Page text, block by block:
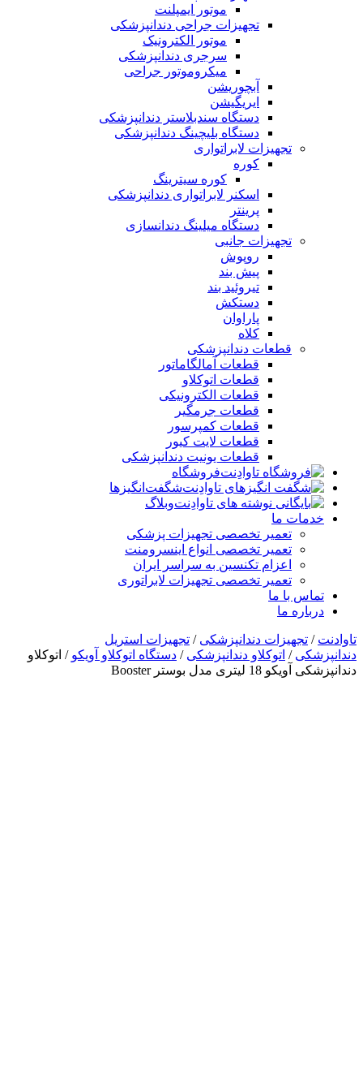
موتور ایمپلنت
تجهیزات جراحی دندانپزشکی
موتور الکترونیک
سرجری دندانپزشکی
میکروموتور جراحی
آبچوریشن
ایریگیشن
دستگاه سندبلاستر دندانپزشکی
دستگاه بلیچینگ دندانپزشکی
تجهیزات لابراتواری
کوره
کوره سیترینگ
اسکنر لابراتواری دندانپزشکی
پرینتر
دستگاه میلینگ دندانسازی
تجهیزات جانبی
روپوش
پیش بند
تیروئید بند
دستکش
پاراوان
کلاه
قطعات دندانپزشکی
قطعات آمالگاماتور
قطعات اتوکلاو
قطعات الکترونیکی
قطعات جرمگیر
قطعات کمپرسور
قطعات لایت کیور
قطعات یونیت دندانپزشکی
فروشگاه
شگفت‌انگیزها
وبلاگ
خدمات ما
تعمیر تخصصی تجهیزات پزشکی
تعمیر تخصصی انواع اینسرومنت
اعزام تکنسین به سراسر ایران
تعمیر تخصصی تجهیزات لابراتوری
تماس با ما
درباره ما
تاوادنت / تجهیزات دندانپزشکی / تجهیزات استریل
دندانپزشکی / اتوکلاو دندانپزشکی / دستگاه اتوکلاو آویکو / اتوکلاو
دندانپزشکی آویکو 18 لیتری مدل بوستر Booster